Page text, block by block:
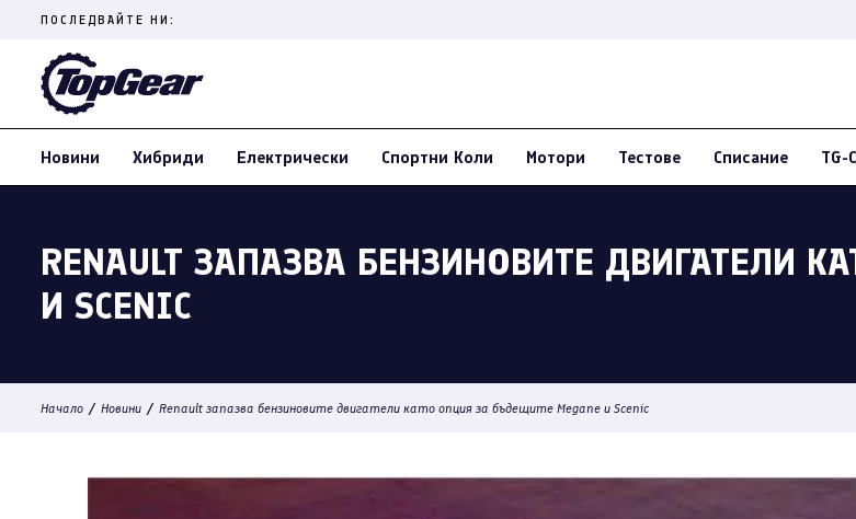
content
(Press
ПОСЛЕДВАЙТЕ НИ:
Новини Хибриди Електрически Спортни Коли Мотори Тестове Списание TG-
RENAULT ЗАПАЗВА БЕНЗИНОВИТЕ ДВИГАТЕЛИ
И SCENIC
Начало / Новини / Renault запазва бензиновите двигатели като опция за бъдещите Megane и Scenic